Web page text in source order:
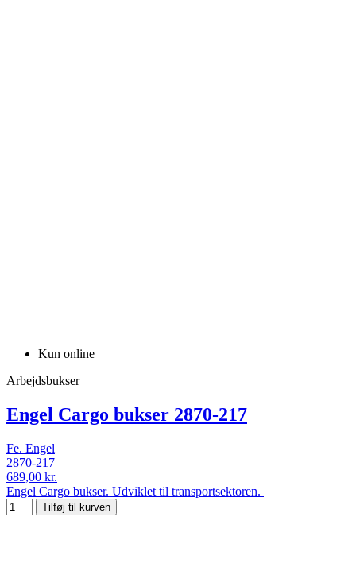
Kun online
Arbejdsbukser
Engel Cargo bukser 2870-217
Fe. Engel
2870-217
689,00 kr.
Engel Cargo bukser. Udviklet til transportsektoren.
Tilføj til kurven